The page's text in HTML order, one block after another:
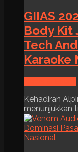
GIIAS
Body Kit
Tech
Karaoke
Kehadiran
menunjukkan